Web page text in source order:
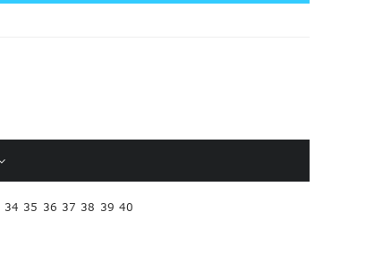
34 35 36 37 38 39 40